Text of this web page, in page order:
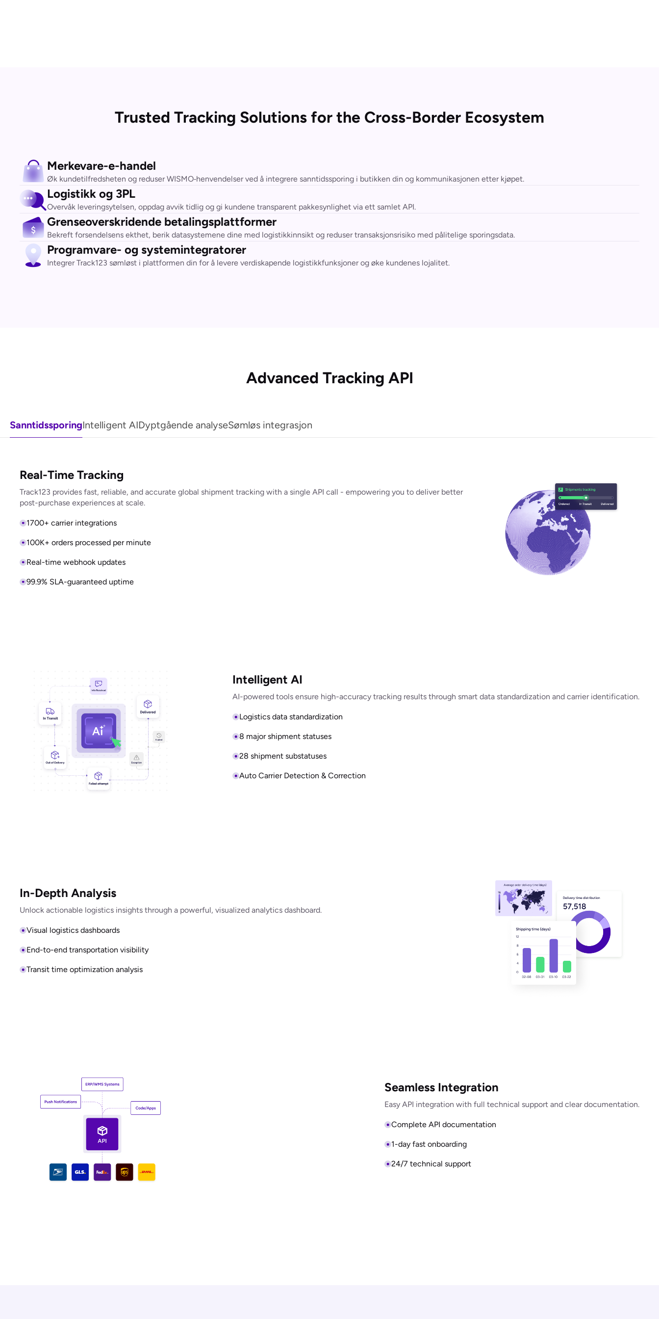
Trusted Tracking Solutions for the Cross-Border Ecosystem
Merkevare-e-handel
Øk kundetilfredsheten og reduser WISMO‑henvendelser ved å integrere sanntidssporing i butikken din og kommunikasjonen etter kjøpet.
Logistikk og 3PL
Overvåk leveringsytelsen, oppdag avvik tidlig og gi kundene transparent pakkesynlighet via ett samlet API.
Grenseoverskridende betalingsplattformer
Bekreft forsendelsens ekthet, berik datasystemene dine med logistikkinnsikt og reduser transaksjonsrisiko med pålitelige sporingsdata.
Programvare- og systemintegratorer
Integrer Track123 sømløst i plattformen din for å levere verdiskapende logistikkfunksjoner og øke kundenes lojalitet.
Advanced Tracking API
SanntidssporingIntelligent AIDyptgående analyseSømløs integrasjon
Real-Time Tracking
Track123 provides fast, reliable, and accurate global shipment tracking with a single API call - empowering you to deliver better
post-purchase experiences at scale.
1700+ carrier integrations
100K+ orders processed per minute
Real-time webhook updates
99.9% SLA-guaranteed uptime
Intelligent AI
AI-powered tools ensure high-accuracy tracking results through smart data standardization and carrier identification.
Logistics data standardization
8 major shipment statuses
28 shipment substatuses
Auto Carrier Detection & Correction
In-Depth Analysis
Unlock actionable logistics insights through a powerful, visualized analytics dashboard.
Visual logistics dashboards
End-to-end transportation visibility
Transit time optimization analysis
Seamless Integration
Easy API integration with full technical support and clear documentation.
Complete API documentation
1-day fast onboarding
24/7 technical support